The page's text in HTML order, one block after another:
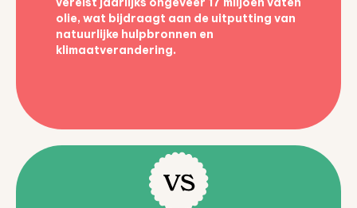
olie, wat bijdraagt aan de uitputting van
natuurlijke hulpbronnen en
klimaatverandering.